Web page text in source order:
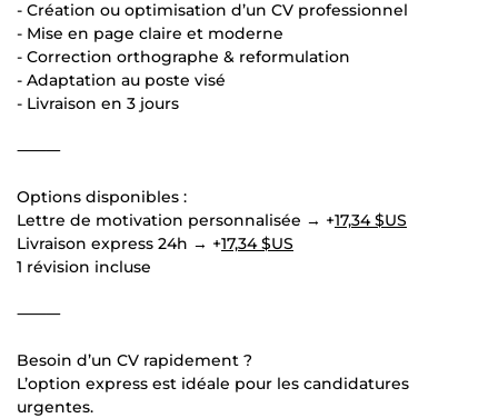
- Création ou optimisation d’un CV professionnel
- Mise en page claire et moderne
- Correction orthographe & reformulation
- Adaptation au poste visé
- Livraison en 3 jours
⸻
Options disponibles :
Lettre de motivation personnalisée → +17,34 $US
Livraison express 24h → +17,34 $US
1 révision incluse
⸻
Besoin d’un CV rapidement ?
L’option express est idéale pour les candidatures
urgentes.